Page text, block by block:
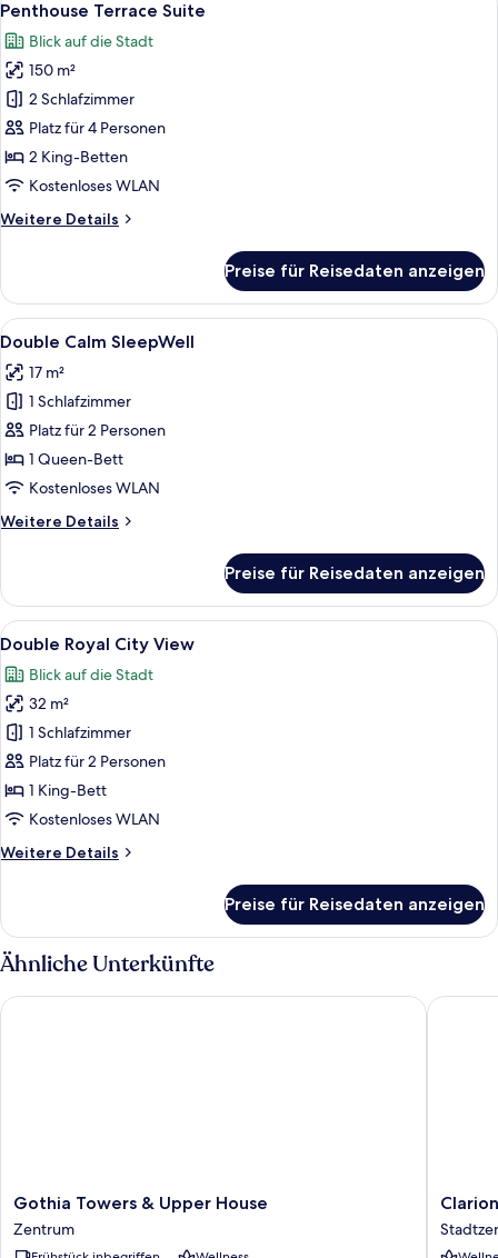
Fotos
für
Penthouse
Terrace
Suite
anzeigen
17
Penthouse Terrace Suite
Blick auf die Stadt
150 m²
2 Schlafzimmer
Platz für 4 Personen
2 King-Betten
Kostenloses WLAN
Weitere Details
Weitere
Terrace
Suite
Preise für Reisedaten anzeigen
Alle
Fotos
für
Double
Calm
SleepWell
anzeigen
Ein Schlafzimmer mit einem großen
8
Double Calm SleepWell
17 m²
1 Schlafzimmer
Platz für 2 Personen
1 Queen-Bett
Kostenloses WLAN
Weitere Details
Weitere
Calm
SleepWell
Preise für Reisedaten anzeigen
Alle
Fotos
für
Double
Royal
City
View
anzeigen
Ein Hotelzimmer mit einem großen
15
Double Royal City View
Blick auf die Stadt
32 m²
1 Schlafzimmer
Platz für 2 Personen
1 King-Bett
Kostenloses WLAN
Weitere Details
Weitere
Royal
City
View
Preise für Reisedaten anzeigen
Ähnliche Unterkünfte
Gothia
Towers
&
Gothia Towers & Upper House
Zentrum
Gothia Towers & Upper House
Clarion
Hotel
Draken
Clarion